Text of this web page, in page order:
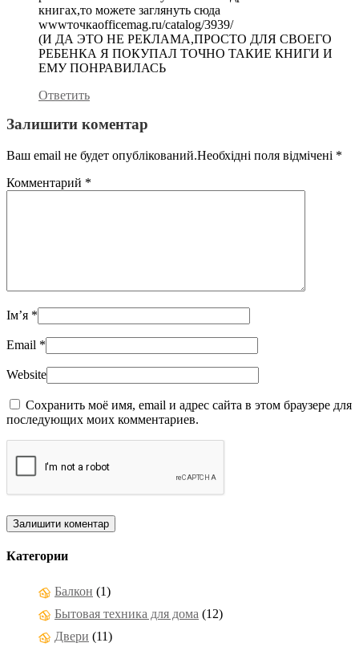
книгах,то можете заглянуть сюда
wwwточкаofficemag.ru/catalog/3939/
(И ДА ЭТО НЕ РЕКЛАМА,ПРОСТО ДЛЯ СВОЕГО
РЕБЕНКА Я ПОКУПАЛ ТОЧНО ТАКИЕ КНИГИ И
ЕМУ ПОНРАВИЛАСЬ
Ответить
Залишити коментар
Ваш email не будет опублікований.Необхідні поля відмічені *
Комментарий *
Ім’я *
Email *
Website
Сохранить моё имя, email и адрес сайта в этом браузере для
последующих моих комментариев.
Категории
Балкон (1)
Бытовая техника для дома (12)
Двери (11)